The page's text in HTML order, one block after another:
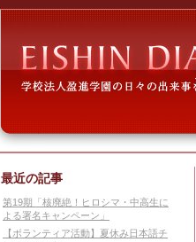
最近の記事
第19期「核廃絶！ヒロシマ・中高生に
よる署名キャンペーン」
【ボランティア活動】夏休み日本語チ